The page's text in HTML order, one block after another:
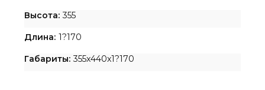
Высота: 355
Длина: 1?170
Габариты: 355x440x1?170